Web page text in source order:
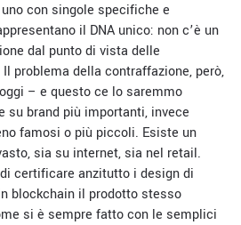
con singole specifiche e
il DNA unico: non c’è un
dal punto di vista delle
problema della contraffazione, però,
– e questo ce lo saremmo
brand più importanti, invece
famosi o più piccoli. Esiste un
sia su internet, sia nel retail.
certificare anzitutto i design di
blockchain il prodotto stesso
si è sempre fatto con le semplici